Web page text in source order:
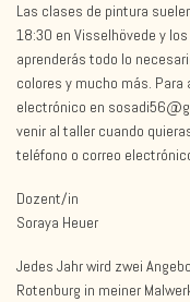
Las clases de pintura
18:30 en Visselhövede y
aprenderás todo lo
colores y mucho más.
electrónico en
venir al taller cuando
teléfono o correo
Dozent/in
Soraya Heuer
Jedes Jahr wird zwei
Rotenburg in meiner